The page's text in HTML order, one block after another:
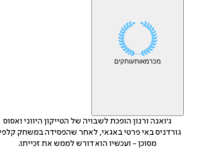
מכרמאותעותקים
ג'ואנה ורנון הופכת לשבויה של הטייקון היווני ואסוס
גורדניס באי פרטי באגאי, לאחר שהפסידה במשחק
מסוכן - ועכשיו הוא דורש לממש את זכייתו.